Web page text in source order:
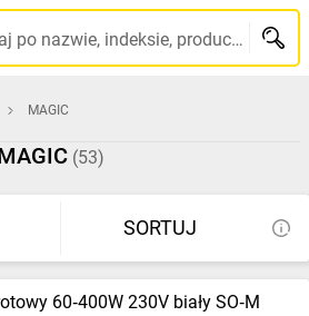
Szukaj po nazwie, indeksie, producencie, kodzie kreskowym...
MAGIC
(53)
SORTUJ
60‑400W 230V biały SO‑M